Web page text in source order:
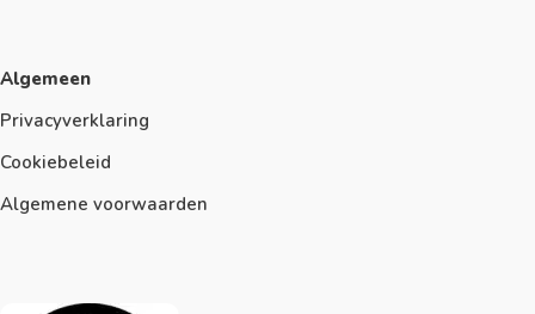
Algemeen
Privacyverklaring
Cookiebeleid
Algemene voorwaarden